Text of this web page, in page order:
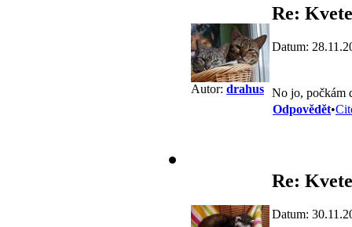
Autor: drahus
Re:
Datum:
No jo, počkám
Odpovědět•
Re:
Datum: